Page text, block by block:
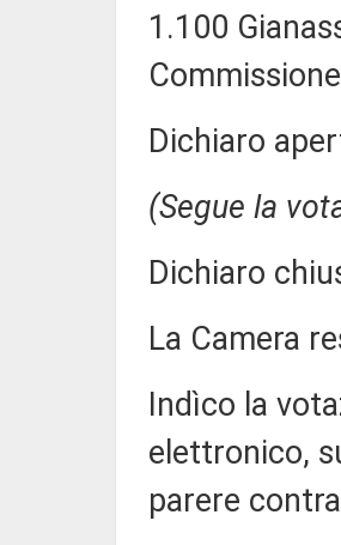
1.100
Dichiaro
(Segue la
Dichiaro
La Camera
Indìco la
elettronico,
parere